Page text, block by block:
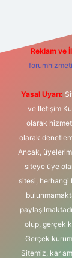
Reklam ve
Yasal Uyarı:
ve İletişim
olarak
olarak
Ancak,
siteye üye
sitesi, herhangi
olup, gerçek
Gerçek
Sitemiz, kar